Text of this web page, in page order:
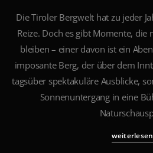
Die Tiroler Bergwelt hat zu jeder
Reize. Doch es gibt Momente, die
bleiben – einer davon ist ein
imposante Berg, der über dem
tagsüber spektakuläre Ausblicke,
Sonnenuntergang in eine
weiterlesen